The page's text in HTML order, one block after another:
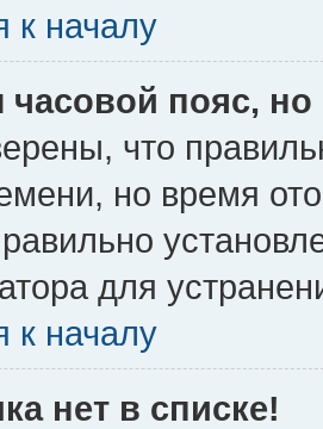
к началу
часовой пояс,
что
но время
для
к началу
нет в списке!